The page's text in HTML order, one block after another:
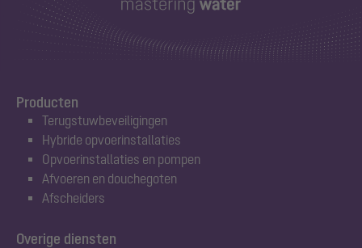
Producten
Terugstuwbeveiligingen
Hybride opvoerinstallaties
Opvoerinstallaties en pompen
Afvoeren en douchegoten
Afscheiders
Overige diensten